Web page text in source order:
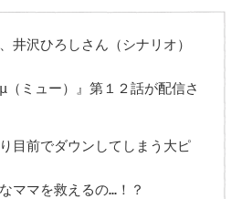
井沢ひろしさん（シナリオ）
（ミュー）』第１２話が配信さ
目前でダウンしてしまう大ピ
ママを救えるの…！？